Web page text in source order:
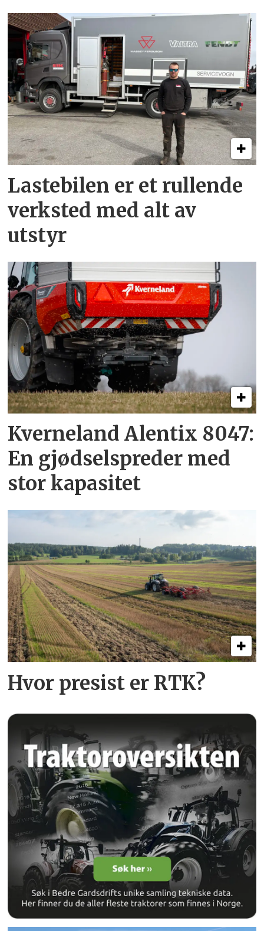
Lastebilen er et rullende
verksted med alt av
utstyr
Kverneland Alentix 8047:
En gjødsel­spreder med
stor kapasitet
Hvor presist er RTK?